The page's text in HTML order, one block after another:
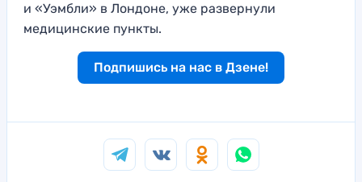
и «Уэмбли» в Лондоне, уже развернули
медицинские пункты.
Подпишись на нас в Дзене!